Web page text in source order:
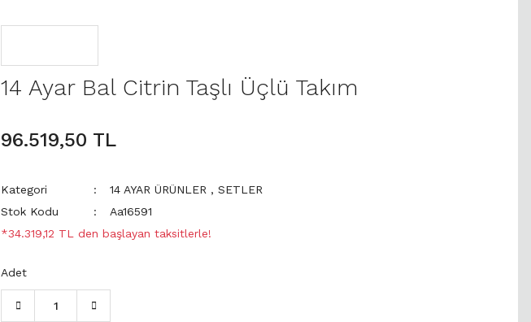
14 Ayar Bal Citrin Taşlı Üçlü Takım
96.519,50 TL
Kategori 14 AYAR ÜRÜNLER ,SETLER
Stok Kodu
Aa16591
*34.319,12 TL den başlayan taksitlerle!
Adet